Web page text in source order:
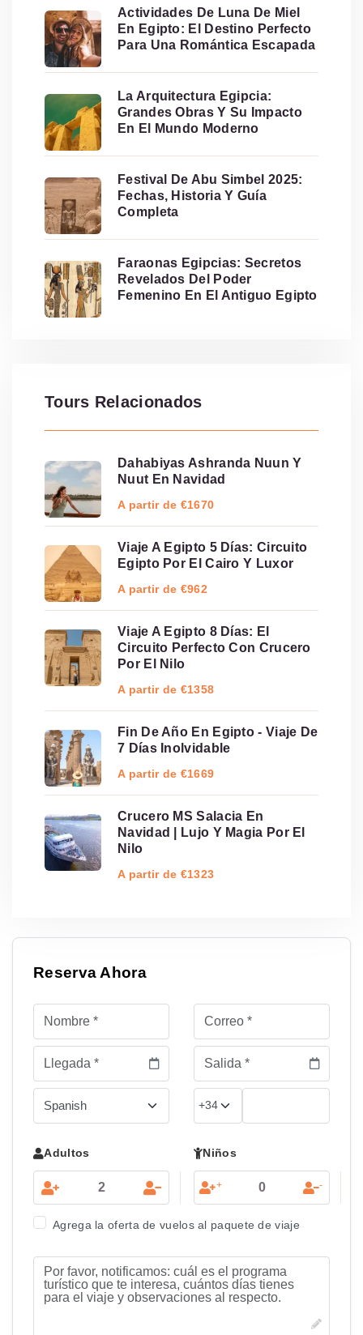
Actividades De Luna De Miel
En Egipto: El Destino Perfecto
Para Una Romántica Escapada
La Arquitectura Egipcia:
Grandes Obras Y Su Impacto
En El Mundo Moderno
Festival De Abu Simbel 2025:
Fechas, Historia Y Guía
Completa
Faraonas Egipcias: Secretos
Revelados Del Poder
Femenino En El Antiguo Egipto
Tours Relacionados
Dahabiyas Ashranda Nuun Y
Nuut En Navidad
A partir de €1670
Viaje A Egipto 5 Días: Circuito
Egipto Por El Cairo Y Luxor
A partir de €962
Viaje A Egipto 8 Días: El
Circuito Perfecto Con Crucero
Por El Nilo
A partir de €1358
Fin De Año En Egipto - Viaje De
7 Días Inolvidable
A partir de €1669
Crucero MS Salacia En
Navidad | Lujo Y Magia Por El
Nilo
A partir de €1323
Reserva Ahora
Adultos Niños
+ -
Agrega la oferta de vuelos al paquete de viaje